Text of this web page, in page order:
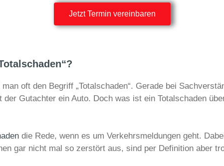
Jetzt Termin vereinbaren
oft den Begriff „Totalschaden“. Gerade bei
Gutachter ein Auto. Doch was ist ein Totalschaden
die Rede, wenn es um Verkehrsmeldungen geht.
gar nicht mal so zerstört aus, sind per Definition aber